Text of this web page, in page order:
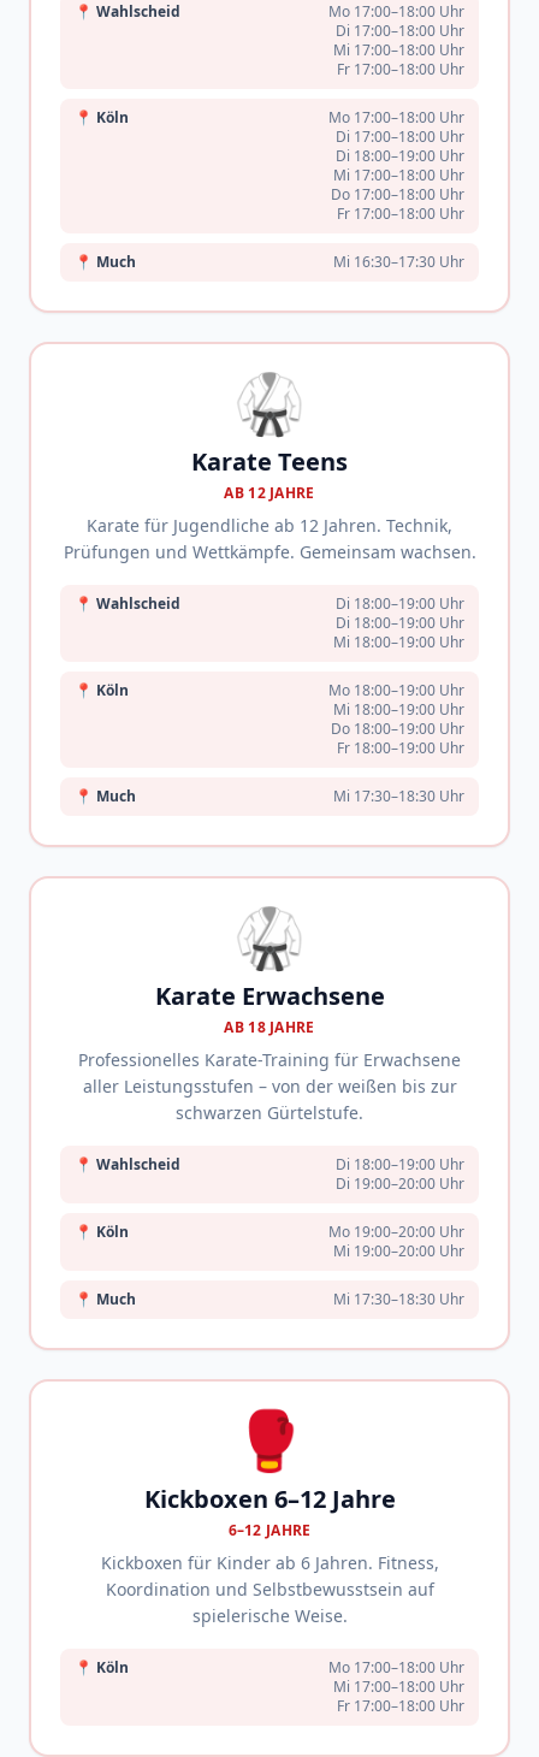
📍 Wahlscheid
Mo 17:00–18:00 Uhr
Di 17:00–18:00 Uhr
Mi 17:00–18:00 Uhr
Fr 17:00–18:00 Uhr
📍 Köln
Mo 17:00–18:00 Uhr
Di 17:00–18:00 Uhr
Di 18:00–19:00 Uhr
Mi 17:00–18:00 Uhr
Do 17:00–18:00 Uhr
Fr 17:00–18:00 Uhr
📍 Much Mi 16:30–17:30 Uhr
🥋
Karate Teens
AB 12 JAHRE
Karate für Jugendliche ab 12 Jahren. Technik,
Prüfungen und Wettkämpfe. Gemeinsam wachsen.
📍 Wahlscheid
Di 18:00–19:00 Uhr
Di 18:00–19:00 Uhr
Mi 18:00–19:00 Uhr
📍 Köln
Mo 18:00–19:00 Uhr
Mi 18:00–19:00 Uhr
Do 18:00–19:00 Uhr
Fr 18:00–19:00 Uhr
📍 Much Mi 17:30–18:30 Uhr
🥋
Karate Erwachsene
AB 18 JAHRE
Professionelles Karate-Training für Erwachsene
aller Leistungsstufen – von der weißen bis zur
schwarzen Gürtelstufe.
📍 Wahlscheid
Di 18:00–19:00 Uhr
Di 19:00–20:00 Uhr
📍 Köln
Mo 19:00–20:00 Uhr
Mi 19:00–20:00 Uhr
📍 Much Mi 17:30–18:30 Uhr
🥊
Kickboxen 6–12 Jahre
6–12 JAHRE
Kickboxen für Kinder ab 6 Jahren. Fitness,
Koordination und Selbstbewusstsein auf
spielerische Weise.
📍 Köln
Mo 17:00–18:00 Uhr
Mi 17:00–18:00 Uhr
Fr 17:00–18:00 Uhr